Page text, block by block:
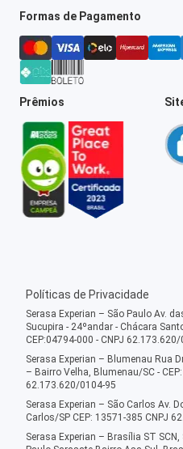
Formas de Pagamento
Prêmios
Políticas de Privacidade
Serasa Experian – São Paulo Av.
Sucupira - 24ºandar - Chácara
CEP:04794-000 - CNPJ
Serasa Experian – Blumenau Rua
– Bairro Velha, Blumenau/SC -
62.173.620/0104-95
Serasa Experian – São Carlos Av.
Carlos/SP CEP: 13571-385 CNPJ
Serasa Experian – Brasília ST SCN,